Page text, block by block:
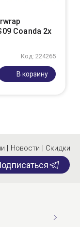
Coanda 2x
Код: 224265
В корзину
| Новости | Скидки